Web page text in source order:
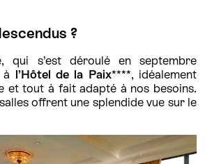
?
qui s’est déroulé en septembre
à l’Hôtel de la Paix****, idéalement
et tout à fait adapté à nos besoins.
offrent une splendide vue sur le